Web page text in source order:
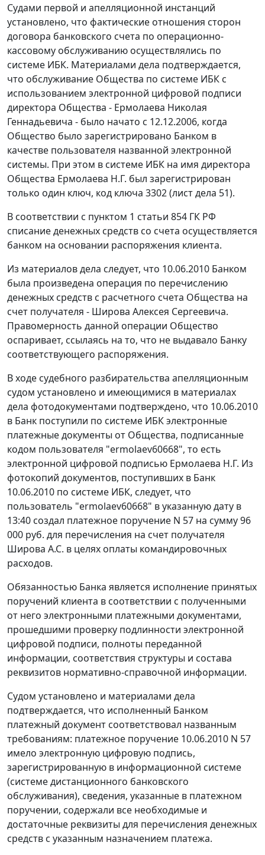
Судами первой и апелляционной инстанций
установлено, что фактические отношения сторон
договора банковского счета по операционно-
кассовому обслуживанию осуществлялись по
системе ИБК. Материалами дела подтверждается,
что обслуживание Общества по системе ИБК с
использованием электронной цифровой подписи
директора Общества - Ермолаева Николая
Геннадьевича - было начато с 12.12.2006, когда
Общество было зарегистрировано Банком в
качестве пользователя названной электронной
системы. При этом в системе ИБК на имя директора
Общества Ермолаева Н.Г. был зарегистрирован
только один ключ, код ключа 3302 (лист дела 51).
В соответствии с пунктом 1 статьи 854 ГК РФ
списание денежных средств со счета осуществляется
банком на основании распоряжения клиента.
Из материалов дела следует, что 10.06.2010 Банком
была произведена операция по перечислению
денежных средств с расчетного счета Общества на
счет получателя - Широва Алексея Сергеевича.
Правомерность данной операции Общество
оспаривает, ссылаясь на то, что не выдавало Банку
соответствующего распоряжения.
В ходе судебного разбирательства апелляционным
судом установлено и имеющимися в материалах
дела фотодокументами подтверждено, что 10.06.2010
в Банк поступили по системе ИБК электронные
платежные документы от Общества, подписанные
кодом пользователя "ermolaev60668", то есть
электронной цифровой подписью Ермолаева Н.Г. Из
фотокопий документов, поступивших в Банк
10.06.2010 по системе ИБК, следует, что
пользователь "ermolaev60668" в указанную дату в
13:40 создал платежное поручение N 57 на сумму 96
000 руб. для перечисления на счет получателя
Широва А.С. в целях оплаты командировочных
расходов.
Обязанностью Банка является исполнение принятых
поручений клиента в соответствии с полученными
от него электронными платежными документами,
прошедшими проверку подлинности электронной
цифровой подписи, полноты переданной
информации, соответствия структуры и состава
реквизитов нормативно-справочной информации.
Судом установлено и материалами дела
подтверждается, что исполненный Банком
платежный документ соответствовал названным
требованиям: платежное поручение 10.06.2010 N 57
имело электронную цифровую подпись,
зарегистрированную в информационной системе
(системе дистанционного банковского
обслуживания), сведения, указанные в платежном
поручении, содержали все необходимые и
достаточные реквизиты для перечисления денежных
средств с указанным назначением платежа.